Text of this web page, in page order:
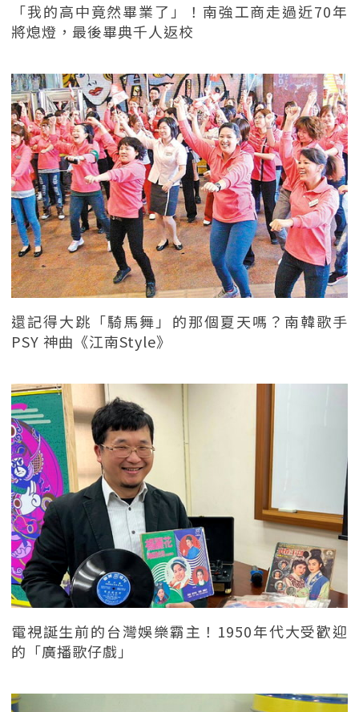
「我的高中竟然畢業了」！南強工商走過近70年
將熄燈，最後畢典千人返校
還記得大跳「騎馬舞」的那個夏天嗎？南韓歌手
PSY 神曲《江南Style》
電視誕生前的台灣娛樂霸主！1950年代大受歡迎
的「廣播歌仔戲」